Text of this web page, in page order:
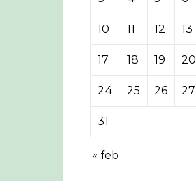
10 11 12 13
17 18 19 20
24 25 26 27
31
« feb